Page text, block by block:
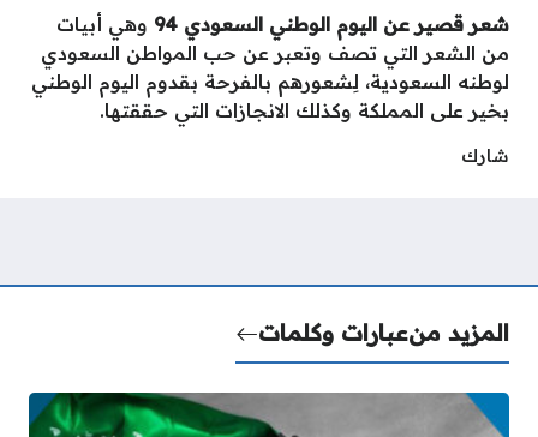
شعر قصير عن اليوم الوطني السعودي 94
وهي أبيات
من الشعر التي تصف وتعبر عن حب المواطن السعودي
لوطنه السعودية، لِشعورهم بالفرحة بقدوم اليوم الوطني
بخير على المملكة وكذلك الانجازات التي حققتها.
شارك
المزيد منعبارات وكلمات